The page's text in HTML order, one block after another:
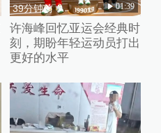
39分钟前 01:39
许海峰回忆亚运会经典时
刻，期盼年轻运动员打出
更好的水平